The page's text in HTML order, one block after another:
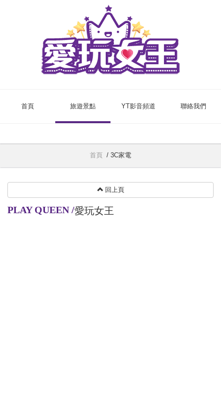
首頁 旅遊景點 YT影音頻道 聯絡我們
首頁 / 3C家電
回上頁
PLAY QUEEN/愛玩女王